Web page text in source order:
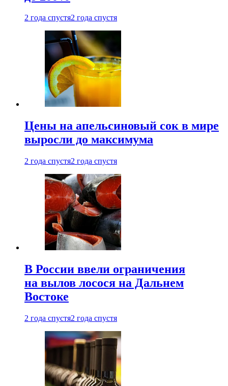
2 года спустя2 года спустя
Цены на апельсиновый сок в мире
выросли до максимума
2 года спустя2 года спустя
В России ввели ограничения
на вылов лосося на Дальнем
Востоке
2 года спустя2 года спустя